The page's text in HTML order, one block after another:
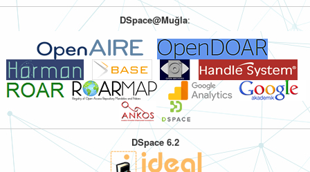
DSpace@Muğla:
DSpace 6.2